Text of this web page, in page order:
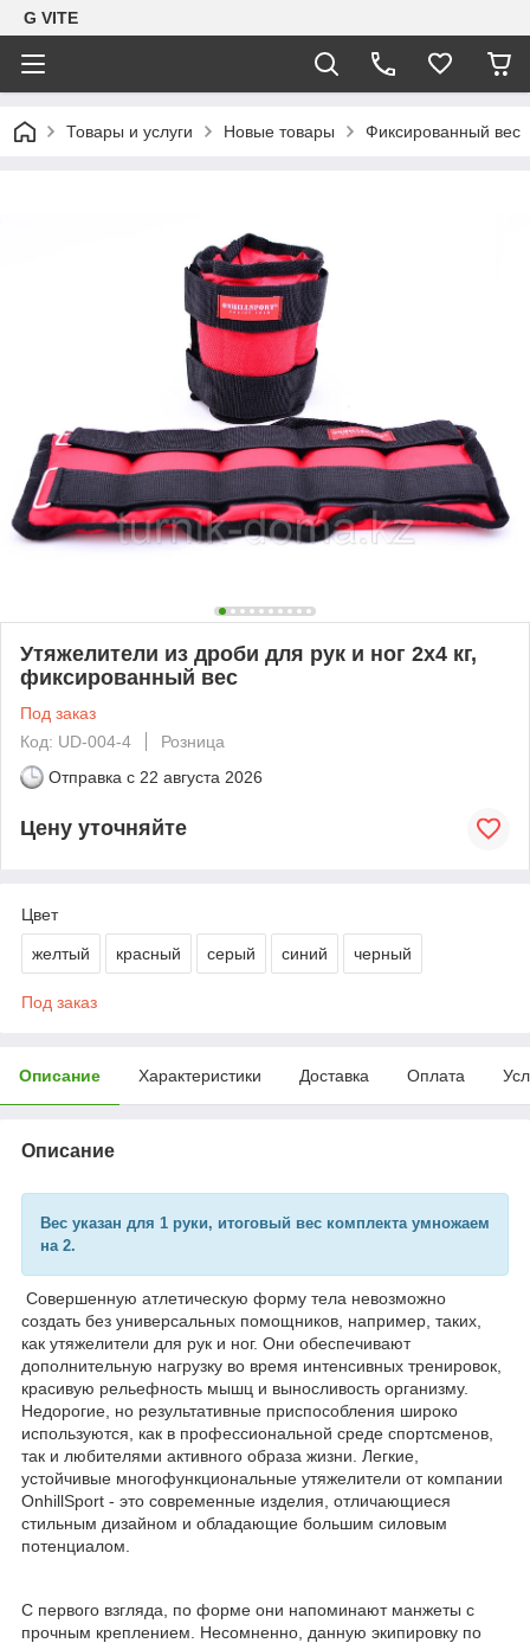
G VITE
Товары и услуги Новые товары Фиксированный вес
Утяжелители из дроби для рук и ног 2х4 кг,
фиксированный вес
Под заказ
Код: UD-004-4
Розница
Отправка с 22 августа 2026
Цену уточняйте
Цвет
желтый красный серый синий черный
Под заказ
Описание Характеристики Доставка Оплата
Описание
Вес указан для 1 руки, итоговый вес комплекта умножаем
на 2.
Совершенную атлетическую форму тела невозможно
создать без универсальных помощников, например, таких,
как утяжелители для рук и ног. Они обеспечивают
дополнительную нагрузку во время интенсивных тренировок,
красивую рельефность мышц и выносливость организму.
Недорогие, но результативные приспособления широко
используются, как в профессиональной среде спортсменов,
так и любителями активного образа жизни. Легкие,
устойчивые многофункциональные утяжелители от компании
OnhillSport - это современные изделия, отличающиеся
стильным дизайном и обладающие большим силовым
потенциалом.
С первого взгляда, по форме они напоминают манжеты с
прочным креплением. Несомненно, данную экипировку по